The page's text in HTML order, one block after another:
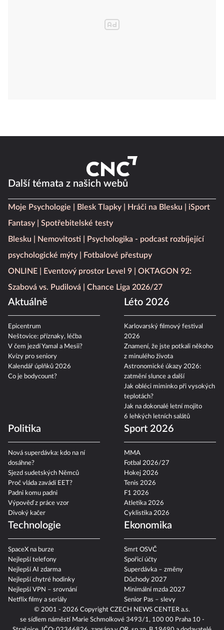
© 2001 - 2026 Copyright CZECH NEWS CENTER a.s.
se sídlem náměstí Marie Schmolkové 3493/1, 100 00 Praha 10 -
Další témata z našich webů
Moje Psychologie Blesk Tlapky Hráči na Blesku
iSport
Fantasy
Spotřebitelské testy
Blesku
Nemovitosti
Psychologika - podcast rozbíjející
psychologické mýty
Fotbalové přestupy
ONLINE
Eventový prostor Level 9
OKTAGON 92:
Szabová vs. Pudilová
Chance Liga 2026/27
Aktuálně
Epicentrum
Neštovice: příznaky, léčba
V čem jezdí Yamal a Mesii?
Kvízy pro seniory
Kalendář úplňků 2026
Co je bodycount?
Léto 2026
Karlovarský filmový festival
2026
Znamení, že jste potkali někoho
z minulého života
Astronomické úkazy 2026:
zatmění slunce a další
Jak obléci miminko při vysokých
teplotách?
Jak na dokonalé letní mojito
6 lehkých letních salátů
Politika
Nová superdávka: kdo na ní
dosáhne?
Sjezd sudetských Němců
Proč vláda zavádí EET?
Padni komu padni
Výpověď z práce vzor
Divoký kačer
Sport 2026
MMA
Fotbal 2026/27
Hokej 2026
Tenis 2026
F1 2026
Atletika 2026
Cyklistika 2026
Technologie
SpaceX na burze
Nejlepší telefony
Nejlepší AI zdarma
Nejlepší chytré hodinky
Nejlepší VPN – srovnání
Netflix filmy a seriály
Ekonomika
Smrt OSVČ
Spořicí účty
Superdávka – změny
Důchody 2027
Minimální mzda 2027
Senior Pas – slevy